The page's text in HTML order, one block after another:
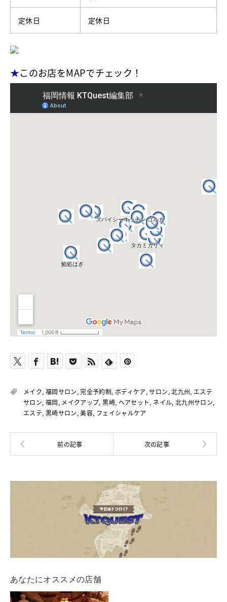
定休日 定休日
★このお店をMAPでチェック！
メイク, 福岡サロン,完全予約制, ボディケア,サロン,北九州, エステ
サロン, 福岡, メイクアップ,黒崎, ヘアセット, ネイル,北九州サロン,
エステ, 黒崎サロン,美容, フェイシャルケア
あなたにオススメの店舗